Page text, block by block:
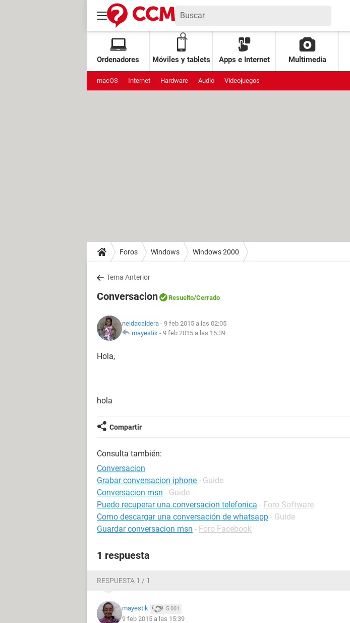
Ordenadores Móviles y tablets Apps e Internet Multimedia
macOS Internet Hardware Audio Videojuegos
Foros Windows Windows 2000
Tema Anterior
Conversacion Resuelto/Cerrado
neidacaldera - 9 feb 2015 a las 02:05
mayestik - 9 feb 2015 a las 15:39
Hola,
hola
Compartir
Consulta también:
Conversacion
Grabar conversacion iphone - Guide
Conversacion msn - Guide
Puedo recuperar una conversacion telefonica - Foro Software
Como descargar una conversación de whatsapp - Guide
Guardar conversacion msn - Foro Facebook
1 respuesta
RESPUESTA 1 / 1
mayestik 5.001
9 feb 2015 a las 15:39